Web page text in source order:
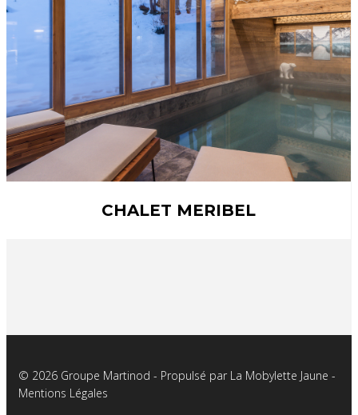
CHALET MERIBEL
© 2026 Groupe Martinod - Propulsé par La Mobylette Jaune -
Mentions Légales